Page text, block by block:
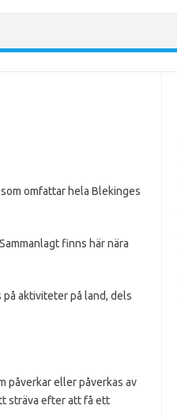
omfattar hela Blekinges
finns här nära
aktiviteter på land, dels
påverkar eller påverkas av
sträva efter att få ett